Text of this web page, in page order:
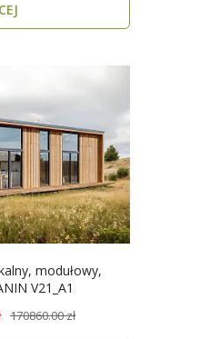
modułowy,
V21_A1
170860.00 zł